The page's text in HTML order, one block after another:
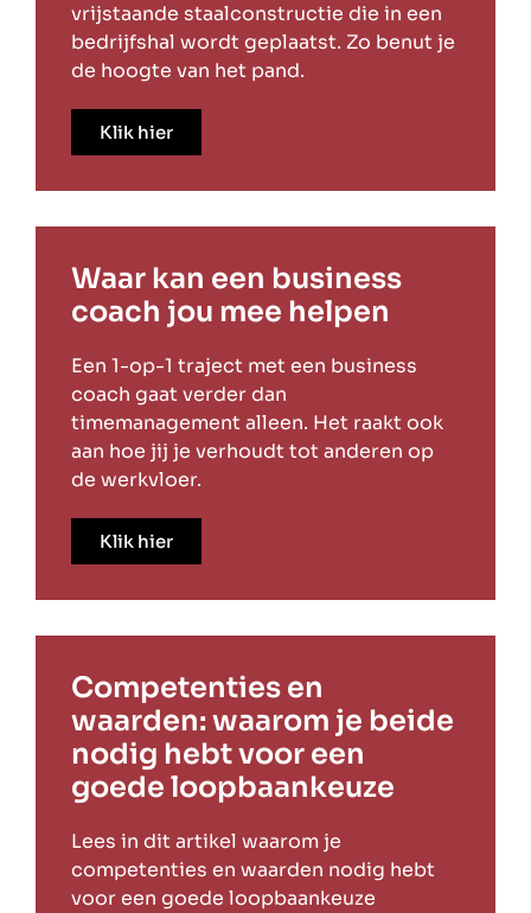
vrijstaande staalconstructie die in een
bedrijfshal wordt geplaatst. Zo benut je
de hoogte van het pand.
Klik hier
Waar kan een business
coach jou mee helpen
Een 1-op-1 traject met een business
coach gaat verder dan
timemanagement alleen. Het raakt ook
aan hoe jij je verhoudt tot anderen op
de werkvloer.
Klik hier
Competenties en
waarden: waarom je beide
nodig hebt voor een
goede loopbaankeuze
Lees in dit artikel waarom je
competenties en waarden nodig hebt
voor een goede loopbaankeuze